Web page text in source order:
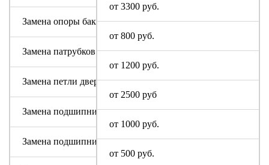
от 3300 руб.
от 800 руб.
от 1200 руб.
от 2500 руб
от 1000 руб.
от 500 руб.
Замена опоры бака
Замена патрубков (сливных, заливных)
Замена петли дверцы
Замена подшипника
Замена подшипникового узла